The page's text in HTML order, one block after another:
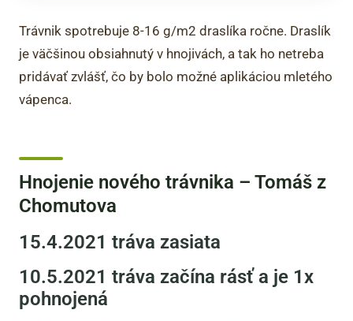
Trávnik spotrebuje 8-16 g/m2 draslíka ročne. Draslík
je väčšinou obsiahnutý v hnojivách, a tak ho netreba
pridávať zvlášť, čo by bolo možné aplikáciou mletého
vápenca.
Hnojenie nového trávnika – Tomáš z
Chomutova
15.4.2021 tráva zasiata
10.5.2021 tráva začína rásť a je 1x
pohnojená